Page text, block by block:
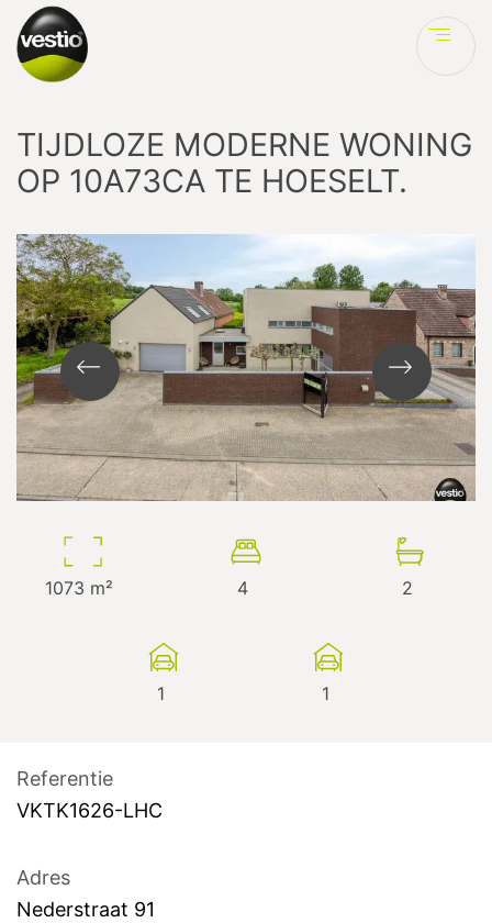
TIJDLOZE MODERNE WONING
OP 10A73CA TE HOESELT.
1073 m² 4 2
1 1
Referentie
VKTK1626-LHC
Adres
Nederstraat 91